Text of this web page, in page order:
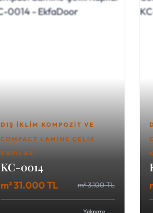
DIŞ İKLIM KOMPOZIT VE
COMPACT LAMINE ÇELIK
KAPILAR
KC-0014
m² 31.000 TL m² 3.100 TL